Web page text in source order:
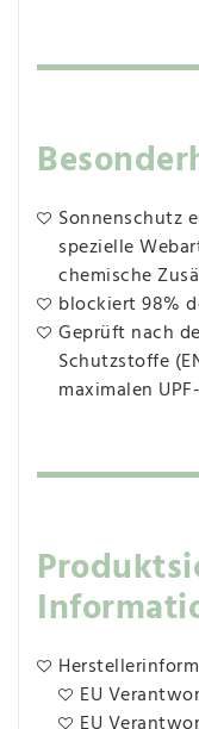
Sonnenschutz
spezielle
chemische
blockiert 98%
Geprüft nach
Schutzstoffe
maximalen
EU